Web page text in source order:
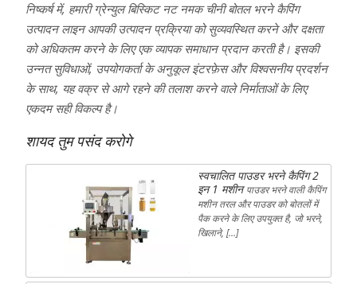
निष्कर्ष में, हमारी ग्रेन्युल बिस्किट नट नमक चीनी बोतल भरने कैपिंग
उत्पादन लाइन आपकी उत्पादन प्रक्रिया को सुव्यवस्थित करने और दक्षता
को अधिकतम करने के लिए एक व्यापक समाधान प्रदान करती है। इसकी
उन्नत सुविधाओं, उपयोगकर्ता के अनुकूल इंटरफ़ेस और विश्वसनीय प्रदर्शन
के साथ, यह वक्र से आगे रहने की तलाश करने वाले निर्माताओं के लिए
एकदम सही विकल्प है।
शायद तुम पसंद करोगे
स्वचालित पाउडर भरने कैपिंग 2
इन 1 मशीन पाउडर भरने वाली कैपिंग
मशीन तरल और पाउडर को बोतलों में
पैक करने के लिए उपयुक्त है, जो भरने,
खिलाने, […]